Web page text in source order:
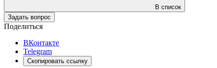
В список
Задать вопрос
Поделиться
ВКонтакте
Telegram
Скопировать ссылку